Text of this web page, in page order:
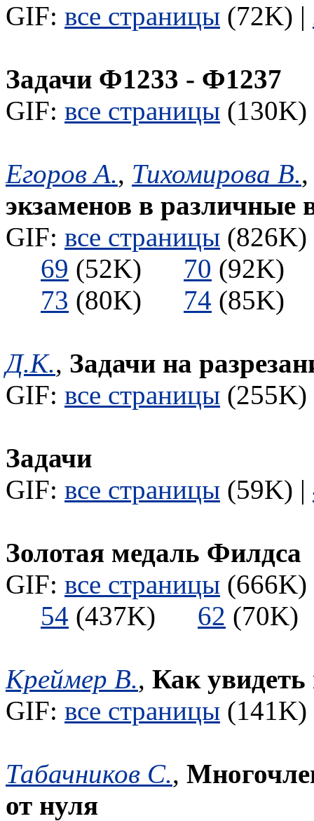
GIF: все страницы (72K) |
Задачи Ф1233 - Ф1237
GIF: все страницы
Егоров А., Тихомирова В.
экзаменов в различные
GIF: все страницы
69 (52K) 70
73 (80K) 74
Д.К., Задачи на
GIF: все страницы
Задачи
GIF: все страницы (59K) |
Золотая медаль Филдса
GIF: все страницы
54 (437K) 62
Креймер В., Как
GIF: все страницы
Табачников С.,
от нуля